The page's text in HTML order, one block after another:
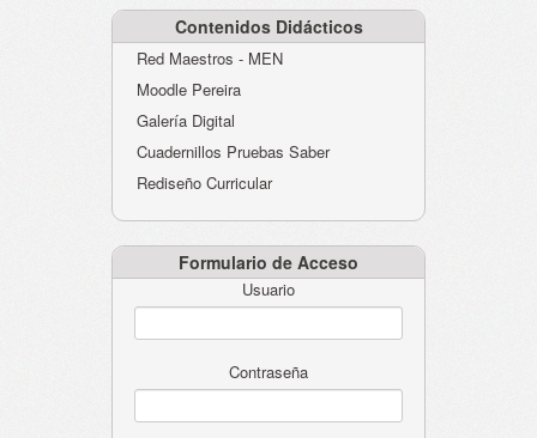
Contenidos Didácticos
Red Maestros - MEN
Moodle Pereira
Galería Digital
Cuadernillos Pruebas Saber
Rediseño Curricular
Formulario de Acceso
Usuario
Contraseña